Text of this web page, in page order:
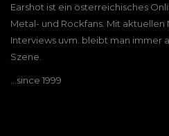
Earshot ist ein österreichisches
Metal- und Rockfans. Mit aktuellen
Interviews uvm. bleibt man immer
Szene.
…since 1999